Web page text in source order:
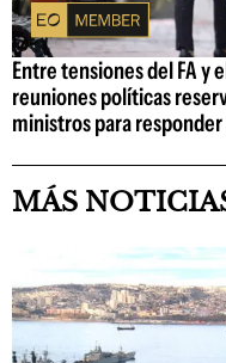
Entre tensiones del FA y
reuniones políticas
ministros para
MÁS